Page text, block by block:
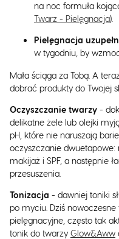
na noc formuła
Twarz - Pielęgnacja).
Pielęgnacja
w tygodniu, by
Mała ściąga za Tobą. A
dobrać produkty do Twojej
Oczyszczanie twarzy -
delikatne żele lub olejki
pH, które nie naruszają
oczyszczanie dwuetapowe:
makijaż i SPF, a następnie
przesuszenia.
Tonizacja - dawniej toniki
po myciu. Dziś
pielęgnacyjne, często tak
tonik do twarzy Glow&Aww